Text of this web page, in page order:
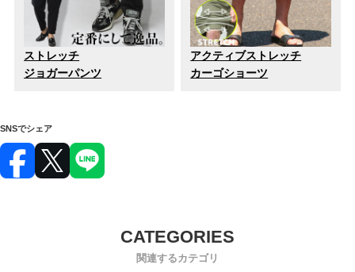
ストレッチ
ジョガーパンツ
アクティブストレッチ
カーゴショーツ
SNSでシェア
関連するカテゴリ